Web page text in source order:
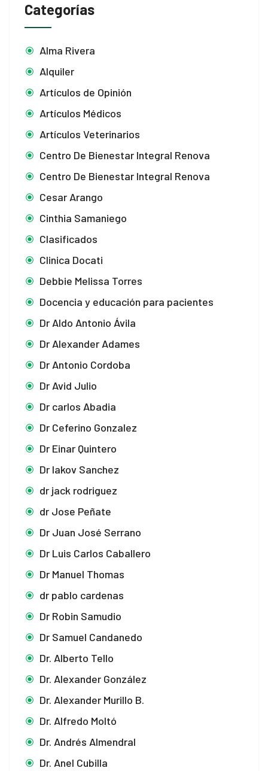
Categorías
Alma Rivera
Alquiler
Artículos de Opinión
Artículos Médicos
Artículos Veterinarios
Centro De Bienestar Integral Renova
Centro De Bienestar Integral Renova
Cesar Arango
Cinthia Samaniego
Clasificados
Clinica Docati
Debbie Melissa Torres
Docencia y educación para pacientes
Dr Aldo Antonio Ávila
Dr Alexander Adames
Dr Antonio Cordoba
Dr Avid Julio
Dr carlos Abadia
Dr Ceferino Gonzalez
Dr Einar Quintero
Dr Iakov Sanchez
dr jack rodriguez
dr Jose Peñate
Dr Juan José Serrano
Dr Luis Carlos Caballero
Dr Manuel Thomas
dr pablo cardenas
Dr Robin Samudio
Dr Samuel Candanedo
Dr. Alberto Tello
Dr. Alexander González
Dr. Alexander Murillo B.
Dr. Alfredo Moltó
Dr. Andrés Almendral
Dr. Anel Cubilla